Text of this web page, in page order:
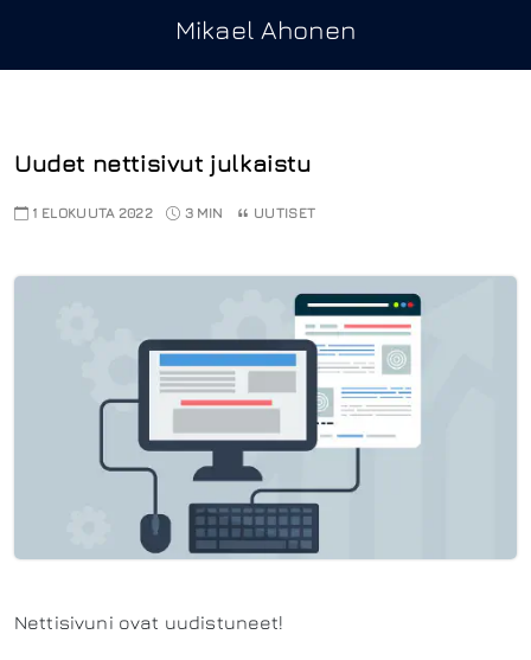
Mikael Ahonen
Uudet nettisivut julkaistu
1 ELOKUUTA 2022 3 MIN UUTISET
Nettisivuni ovat uudistuneet!